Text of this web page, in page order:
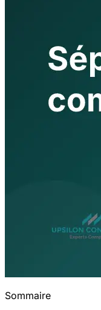
Sommaire